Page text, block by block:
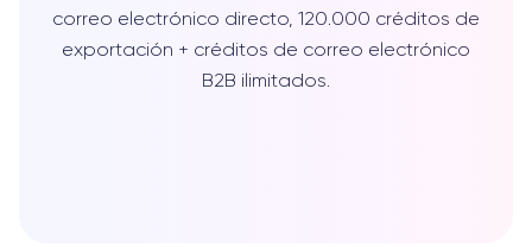
correo electrónico directo, 120.000 créditos de
exportación + créditos de correo electrónico
B2B ilimitados.